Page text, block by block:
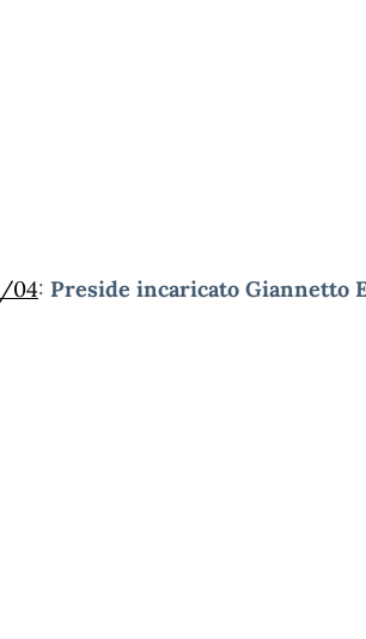
04: Preside incaricato Giannetto